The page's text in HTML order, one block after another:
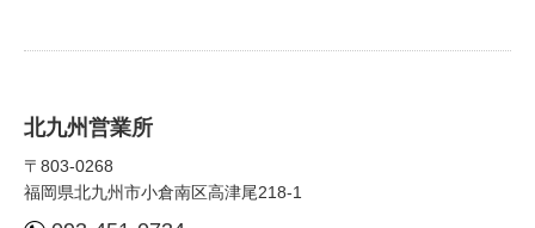
北九州営業所
〒803-0268
福岡県北九州市⼩倉南区⾼津尾218-1